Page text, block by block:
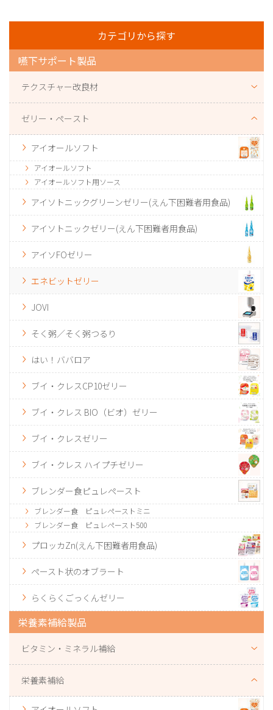
カテゴリから探す
嚥下サポート製品
テクスチャー改良材
ゼリー・ペースト
アイオールソフト
アイオールソフト
アイオールソフト用ソース
アイソトニックグリーンゼリー(えん下困難者用食品)
アイソトニックゼリー(えん下困難者用食品)
アイソFOゼリー
エネビットゼリー
JOVI
そく粥／そく粥つるり
はい！ババロア
ブイ・クレスCP10ゼリー
ブイ・クレス BIO（ビオ）ゼリー
ブイ・クレスゼリー
ブイ・クレス ハイプチゼリー
ブレンダー食ピュレペースト
ブレンダー食 ピュレペーストミニ
ブレンダー食 ピュレペースト500
プロッカZn(えん下困難者用食品)
ペースト状のオブラート
らくらくごっくんゼリー
栄養素補給製品
ビタミン・ミネラル補給
栄養素補給